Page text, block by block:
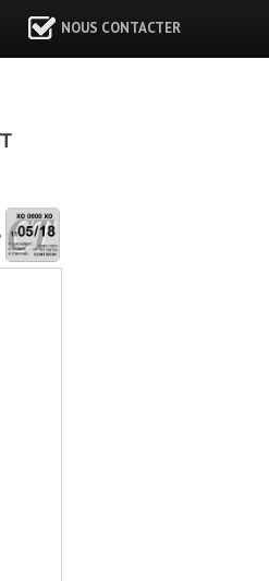
NOUS CONTACTER